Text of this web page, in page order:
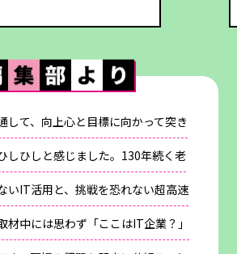
して、向上心と目標に向かって突き
しひしと感じました。130年続く老
いIT活用と、挑戦を恐れない超高速
材中には思わず「ここはIT企業？」